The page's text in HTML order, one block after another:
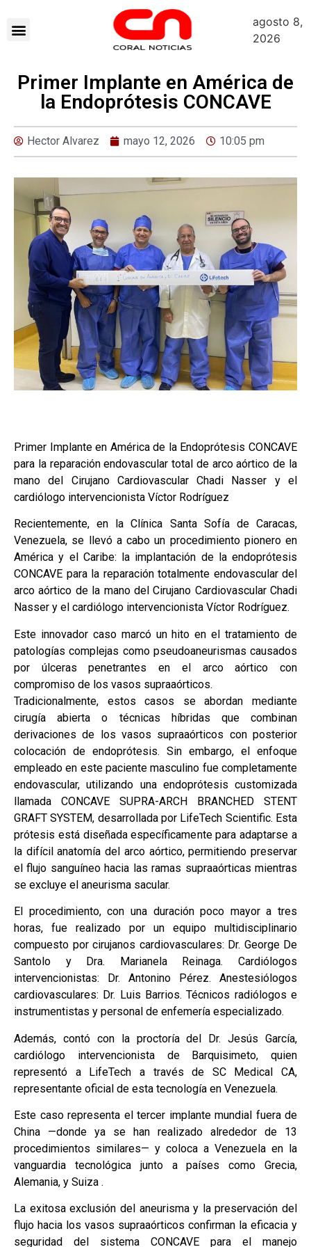
agosto 8,
2026
Primer Implante en América de
la Endoprótesis CONCAVE
Hector Alvarez mayo 12, 2026 10:05 pm
Primer Implante en América de la Endoprótesis CONCAVE
para la reparación endovascular total de arco aórtico de la
mano del Cirujano Cardiovascular Chadi Nasser y el
cardiólogo intervencionista Víctor Rodríguez
Recientemente, en la Clínica Santa Sofía de Caracas,
Venezuela, se llevó a cabo un procedimiento pionero en
América y el Caribe: la implantación de la endoprótesis
CONCAVE para la reparación totalmente endovascular del
arco aórtico de la mano del Cirujano Cardiovascular Chadi
Nasser y el cardiólogo intervencionista Víctor Rodríguez.
Este innovador caso marcó un hito en el tratamiento de
patologías complejas como pseudoaneurismas causados
por úlceras penetrantes en el arco aórtico con
compromiso de los vasos supraaórticos.
Tradicionalmente, estos casos se abordan mediante
cirugía abierta o técnicas híbridas que combinan
derivaciones de los vasos supraaórticos con posterior
colocación de endoprótesis. Sin embargo, el enfoque
empleado en este paciente masculino fue completamente
endovascular, utilizando una endoprótesis customizada
llamada CONCAVE SUPRA-ARCH BRANCHED STENT
GRAFT SYSTEM, desarrollada por LifeTech Scientific. Esta
prótesis está diseñada específicamente para adaptarse a
la difícil anatomía del arco aórtico, permitiendo preservar
el flujo sanguíneo hacia las ramas supraaórticas mientras
se excluye el aneurisma sacular.
El procedimiento, con una duración poco mayor a tres
horas, fue realizado por un equipo multidisciplinario
compuesto por cirujanos cardiovasculares: Dr. George De
Santolo y Dra. Marianela Reinaga. Cardiólogos
intervencionistas: Dr. Antonino Pérez. Anestesiólogos
cardiovasculares: Dr. Luis Barrios. Técnicos radiólogos e
instrumentistas y personal de enfemería especializado.
Además, contó con la proctoría del Dr. Jesús García,
cardiólogo intervencionista de Barquisimeto, quien
representó a LifeTech a través de SC Medical CA,
representante oficial de esta tecnología en Venezuela.
Este caso representa el tercer implante mundial fuera de
China —donde ya se han realizado alrededor de 13
procedimientos similares— y coloca a Venezuela en la
vanguardia tecnológica junto a países como Grecia,
Alemania, y Suiza .
La exitosa exclusión del aneurisma y la preservación del
flujo hacia los vasos supraaórticos confirman la eficacia y
seguridad del sistema CONCAVE para el manejo